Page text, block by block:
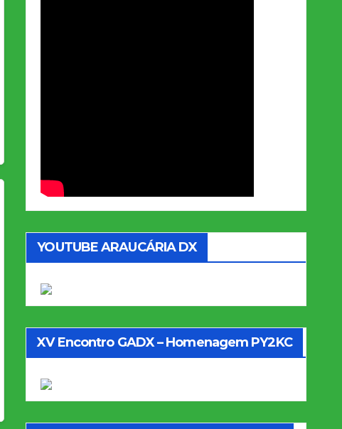
YOUTUBE ARAUCÁRIA DX
XV Encontro GADX – Homenagem PY2KC